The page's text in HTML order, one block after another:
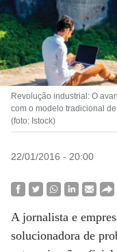
Revolução industrial: O
com o modelo tradicional
(foto: Istock)
22/01/2016 - 20:00
A jornalista e
solucionadora de